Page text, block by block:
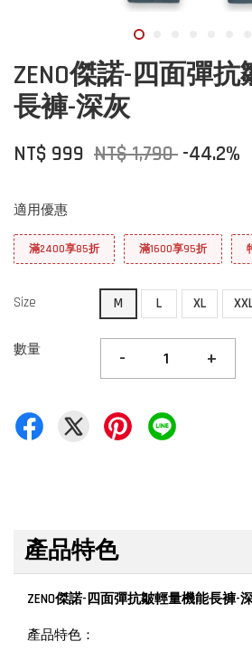
ZENO傑諾-四面彈
長褲-深灰
NT$ 999 NT$ 1,790 -44.2%
適用優惠
滿2400享85折 滿1600享95折
Size M L XL
數量 - +
產品特色
ZENO傑諾-四面彈抗皺輕量機能長褲-
產品特色：